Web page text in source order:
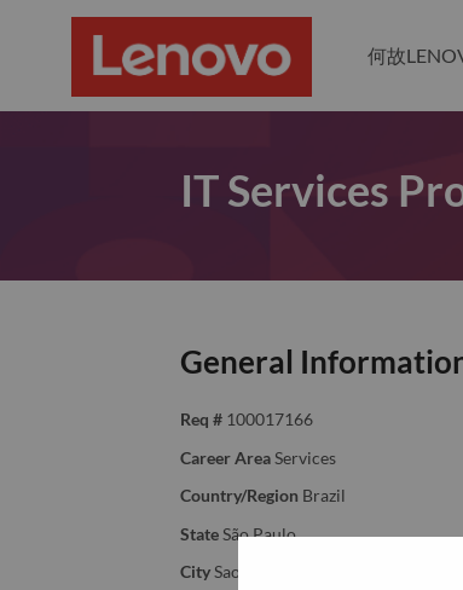
何故
IT Services
General
Req # 100017166
Career Area Services
Country/Region Brazil
State São Paulo
City Sao Paulo